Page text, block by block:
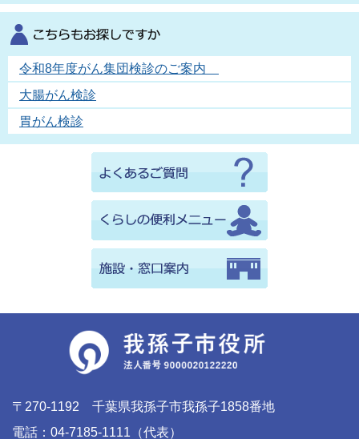
令和8年度がん集団検診のご案内
大腸がん検診
胃がん検診
〒270-1192 千葉県我孫子市我孫子1858番地
電話：04-7185-1111（代表）